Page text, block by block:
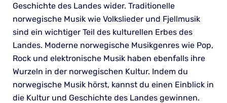
Geschichte des Landes wider. Traditionelle
norwegische Musik wie Volkslieder und Fjellmusik
sind ein wichtiger Teil des kulturellen Erbes des
Landes. Moderne norwegische Musikgenres wie Pop,
Rock und elektronische Musik haben ebenfalls ihre
Wurzeln in der norwegischen Kultur. Indem du
norwegische Musik hörst, kannst du einen Einblick in
die Kultur und Geschichte des Landes gewinnen.